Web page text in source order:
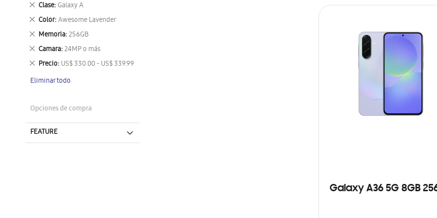
Galaxy A36 5G 8GB
artículo
Clase Galaxy A
Eliminar
este
artículo
Color Awesome Lavender
Eliminar
este
artículo
Memoria 256GB
Eliminar
este
artículo
Camara 24MP o más
Eliminar
este
artículo
Precio US$ 330.00 - US$ 339.99
Eliminar
artículo
Eliminar todo
Opciones de compra
FEATURE